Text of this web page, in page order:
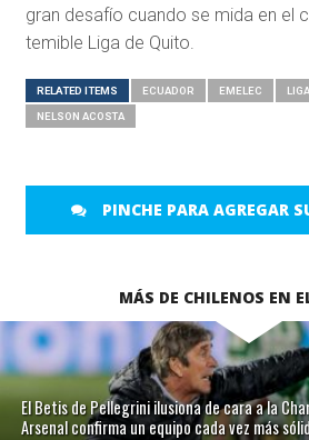
gran desafío cuando se mida en el
temible Liga de Quito.
RELATED ITEMS ECUADOR EMELEC
NELSON ACOSTA
PINCHE PARA AGREGAR
MÁS DE CHILENOS EN
El Betis de Pellegrini ilusiona de cara a la
Arsenal confirma un equipo cada vez más